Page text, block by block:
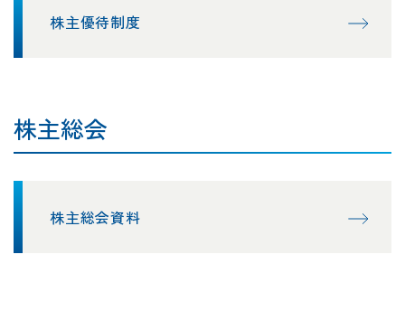
株主優待制度
株主総会
株主総会資料